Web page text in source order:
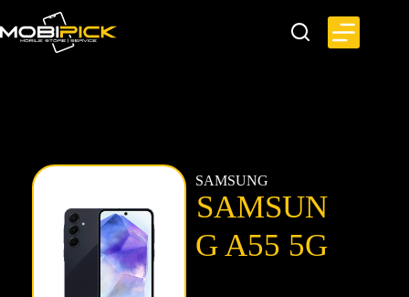
SAMSUNG
SAMSUN
G A55 5G